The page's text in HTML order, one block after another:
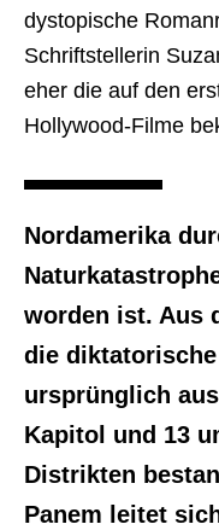
dystopische
Schriftstellerin
eher die auf den
Hollywood-Filme
Nordamerika
worden ist. Aus
die
ursprünglich
Kapitol und 13
Distrikten
Panem leitet